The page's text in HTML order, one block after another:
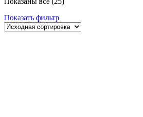
Показать фильтр